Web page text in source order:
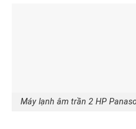
Máy lạnh âm trần 2 HP